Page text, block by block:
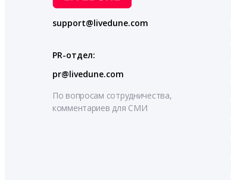
support@livedune.com
PR-отдел:
pr@livedune.com
По вопросам сотрудничества,
комментариев для СМИ